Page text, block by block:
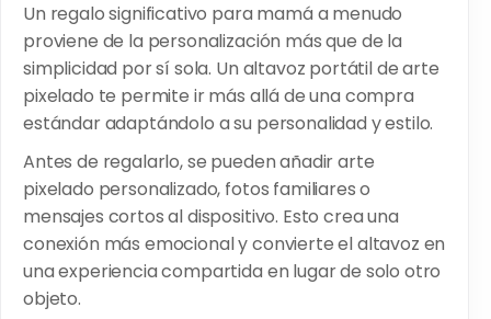
Un regalo significativo para mamá a menudo
proviene de la personalización más que de la
simplicidad por sí sola. Un altavoz portátil de arte
pixelado te permite ir más allá de una compra
estándar adaptándolo a su personalidad y estilo.
Antes de regalarlo, se pueden añadir arte
pixelado personalizado, fotos familiares o
mensajes cortos al dispositivo. Esto crea una
conexión más emocional y convierte el altavoz en
una experiencia compartida en lugar de solo otro
objeto.